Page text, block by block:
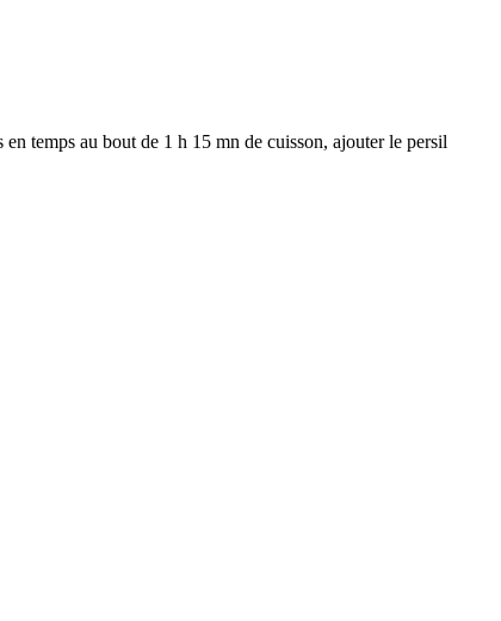
temps au bout de 1 h 15 mn de cuisson, ajouter le persil